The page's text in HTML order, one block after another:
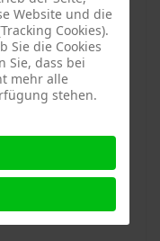
...
Website und die
Cookies).
Sie die Cookies
Sie, dass bei
mehr alle
stehen.